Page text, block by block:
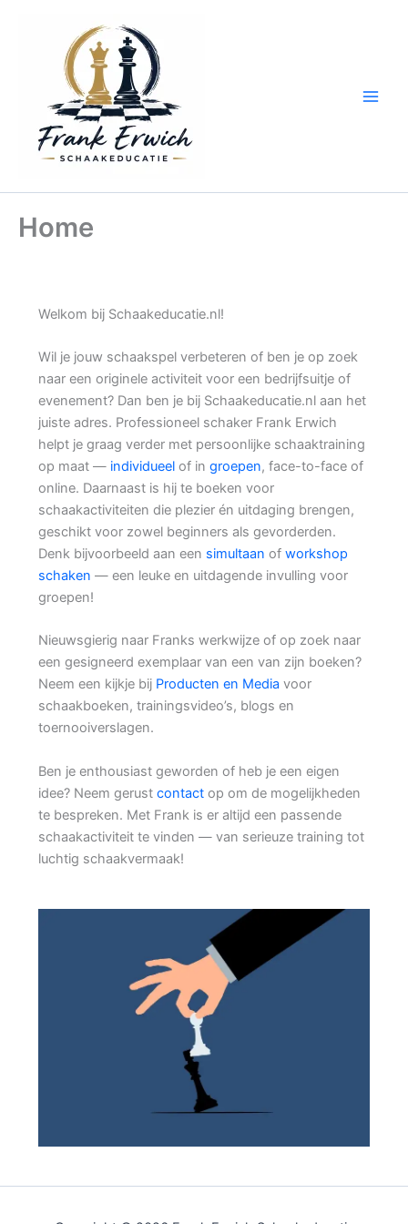
Home
Welkom bij Schaakeducatie.nl!
Wil je jouw schaakspel verbeteren of ben je op zoek
naar een originele activiteit voor een bedrijfsuitje of
evenement? Dan ben je bij Schaakeducatie.nl aan het
juiste adres. Professioneel schaker Frank Erwich
helpt je graag verder met persoonlijke schaaktraining
op maat — individueelof in groepen, face-to-face of
online. Daarnaast is hij te boeken voor
schaakactiviteiten die plezier én uitdaging brengen,
geschikt voor zowel beginners als gevorderden.
Denk bijvoorbeeld aan een simultaan of workshop
schaken — een leuke en uitdagende invulling voor
groepen!
Nieuwsgierig naar Franks werkwijze of op zoek naar
een gesigneerd exemplaar van een van zijn boeken?
Neem een kijkje bij Producten en Media voor
schaakboeken, trainingsvideo’s, blogs en
toernooiverslagen.
Ben je enthousiast geworden of heb je een eigen
idee? Neem gerust contactop om de mogelijkheden
te bespreken. Met Frank is er altijd een passende
schaakactiviteit te vinden — van serieuze training tot
luchtig schaakvermaak!